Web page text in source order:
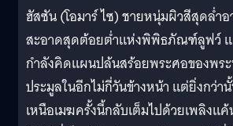
ฮัสซัน (โอมาร์ ไซ) ชายหนุ่มผิวสีสุดล่ำ
สะอาดสุดต้อยต่ำแห่งพิพิธภัณฑ์ลูฟว์ แต่
กำลังคิดแผนปล้นสร้อยพระศอของพร
ประมูลในอีกไม่กี่วันข้างหน้า แต่ยิ่งกว่
เหนือเมฆครั้งนี้กลับเต็มไปด้วยเพลิงแ